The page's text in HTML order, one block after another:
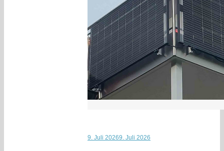
9. Juli 20269. Juli 2026